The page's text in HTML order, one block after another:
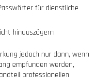
für dienstliche
hinauszögern
jedoch nur dann, wenn
empfunden werden,
professionellen